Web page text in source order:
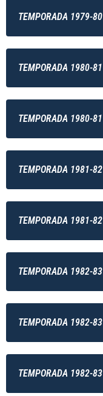
TEMPORADA 1979-80
TEMPORADA 1980-81
TEMPORADA 1980-81
TEMPORADA 1981-82
TEMPORADA 1981-82
TEMPORADA 1982-83
TEMPORADA 1982-83
TEMPORADA 1982-83